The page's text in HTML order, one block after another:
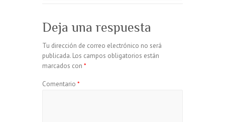
Deja una respuesta
Tu dirección de correo electrónico no será
publicada. Los campos obligatorios están
marcados con *
Comentario *